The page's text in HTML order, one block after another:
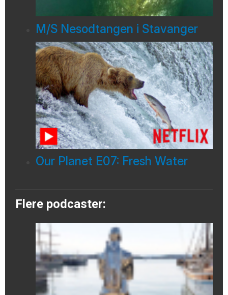
M/S Nesodtangen i Stavanger
Our Planet E07: Fresh Water
Flere podcaster: